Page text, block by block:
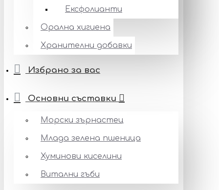
Ексфолианти
Орална хигиена
Хранителни добавки
Избрано за вас
Основни съставки
Морски зърнастец
Млада зелена пшеница
Хуминови киселини
Витални гъби